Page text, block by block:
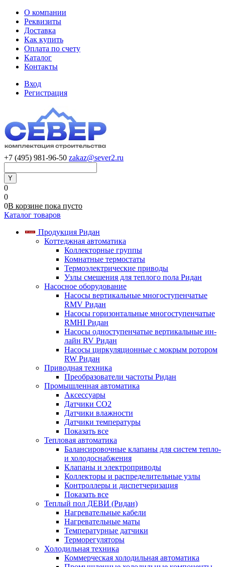
О компании
Реквизиты
Доставка
Как купить
Оплата по счету
Каталог
Контакты
Вход
Регистрация
+7 (495) 981-96-50 zakaz@sever2.ru
0
0
0В корзине пока пусто
Каталог товаров
Продукция Ридан
Коттеджная автоматика
Коллекторные группы
Комнатные термостаты
Термоэлектрические приводы
Узлы смешения для теплого пола Ридан
Насосное оборудование
Насосы вертикальные многоступенчатые
RMV Ридан
Насосы горизонтальные многоступенчатые
RMHI Ридан
Насосы одноступенчатые вертикальные ин-
лайн RV Ридан
Насосы циркуляционные с мокрым ротором
RW Ридан
Приводная техника
Преобразователи частоты Ридан
Промышленная автоматика
Аксессуары
Датчики CO2
Датчики влажности
Датчики температуры
Показать все
Тепловая автоматика
Балансировочные клапаны для систем тепло-
и холодоснабжения
Клапаны и электроприводы
Коллекторы и распределительные узлы
Контроллеры и диспетчеризация
Показать все
Теплый пол ДЕВИ (Ридан)
Нагревательные кабели
Нагревательные маты
Температурные датчики
Терморегуляторы
Холодильная техника
Коммерческая холодильная автоматика